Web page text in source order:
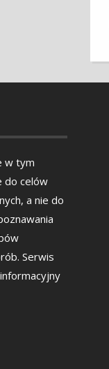
w tym
do celów
a nie do
Serwis